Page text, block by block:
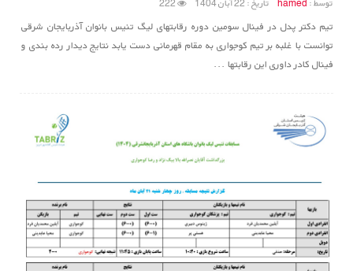
توسط : hamed تاریخ : 22 آبان 1404
تیم دکتر پدل در فینال سومین دوره رقابتهای لیگ تنیس بانوان آذربایجان شرقی
توانست با غلبه بر تیم کوجواری به مقام قهرمانی دست یابد نتایج دیدار رده بندی و
فینال کادر داوری این رقابتها ...